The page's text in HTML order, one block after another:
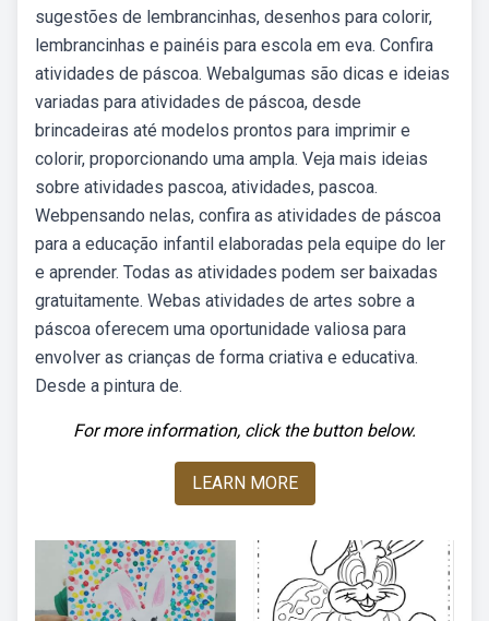
sugestões de lembrancinhas, desenhos para colorir,
lembrancinhas e painéis para escola em eva. Confira
atividades de páscoa. Webalgumas são dicas e ideias
variadas para atividades de páscoa, desde
brincadeiras até modelos prontos para imprimir e
colorir, proporcionando uma ampla. Veja mais ideias
sobre atividades pascoa, atividades, pascoa.
Webpensando nelas, confira as atividades de páscoa
para a educação infantil elaboradas pela equipe do ler
e aprender. Todas as atividades podem ser baixadas
gratuitamente. Webas atividades de artes sobre a
páscoa oferecem uma oportunidade valiosa para
envolver as crianças de forma criativa e educativa.
Desde a pintura de.
For more information, click the button below.
LEARN MORE